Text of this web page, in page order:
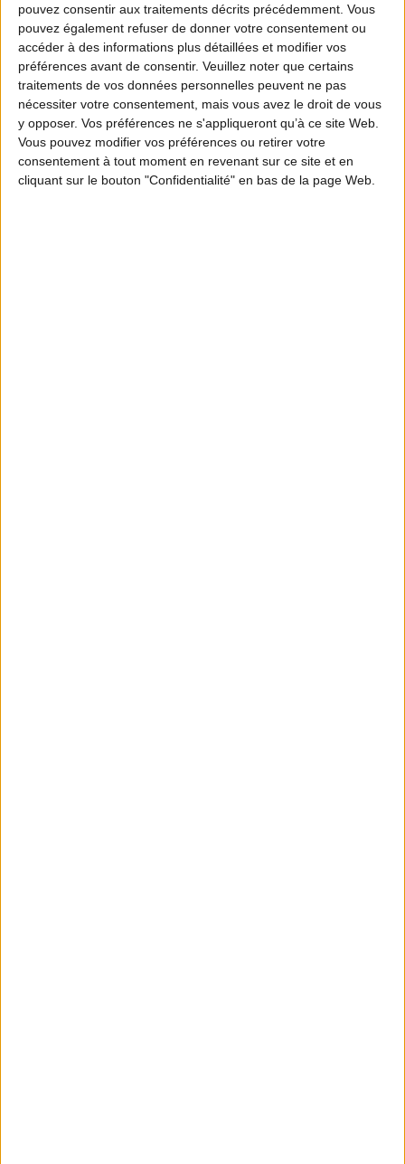
pouvez consentir aux traitements décrits précédemment. Vous
pouvez également refuser de donner votre consentement ou
accéder à des informations plus détaillées et modifier vos
préférences avant de consentir. Veuillez noter que certains
traitements de vos données personnelles peuvent ne pas
nécessiter votre consentement, mais vous avez le droit de vous
y opposer. Vos préférences ne s'appliqueront qu’à ce site Web.
Vous pouvez modifier vos préférences ou retirer votre
consentement à tout moment en revenant sur ce site et en
cliquant sur le bouton "Confidentialité" en bas de la page Web.